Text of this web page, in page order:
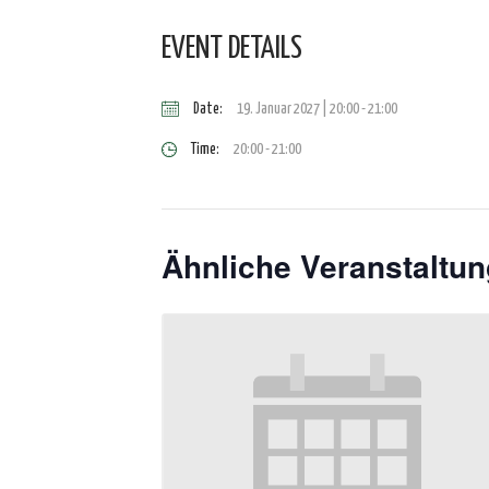
EVENT DETAILS
Date: 19. Januar 2027 | 20:00-21:00
Time: 20:00 - 21:00
Ähnliche